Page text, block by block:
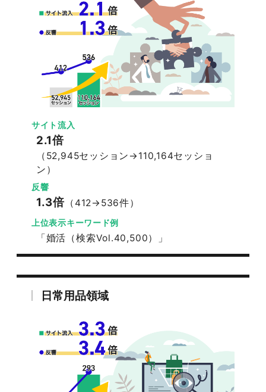
サイト流入
2.1倍
（52,945セッション→110,164セッショ
ン）
反響
1.3倍 （412→536件）
上位表示キーワード例
「婚活（検索Vol.40,500）」
日常用品領域